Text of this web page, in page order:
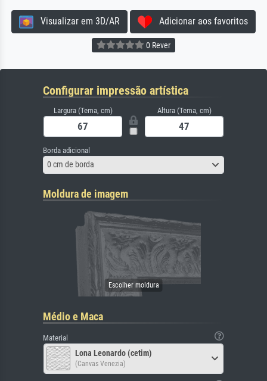
Visualizar em 3D/AR Adicionar aos favoritos
0 Rever
Configurar impressão artística
Largura (Tema, cm) Altura (Tema, cm)
Borda adicional
0 cm de borda
Moldura de imagem
Médio e Maca
Material
Lona Leonardo (cetim)
(Canvas Venezia)